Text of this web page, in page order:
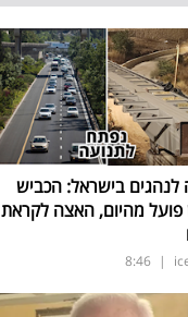
לנהגים בישראל: הכביש
מהיום, האצה לקראת
|
8:46